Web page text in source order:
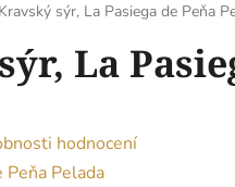
Kravský sýr, La Pasiega de Peňa
La
hodnocení
Peňa Pelada